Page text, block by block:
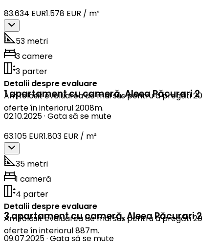
83.634 EUR1.578 EUR / m²
53 metri
3 camere
3 parter
Detalii despre evaluare
Am folosit evaluarea de mai sus pentru a pregăti 20
oferte în interiorul 2008m.
1 apartament cu cameră,Aleea Păcurari 2
02.10.2025· Gata să se mute
63.105 EUR1.803 EUR / m²
35 metri
1 cameră
4 parter
Detalii despre evaluare
Am folosit evaluarea de mai sus pentru a pregăti 20
oferte în interiorul 887m.
3 apartament cu cameră,Aleea Păcurari 2
09.07.2025· Gata să se mute